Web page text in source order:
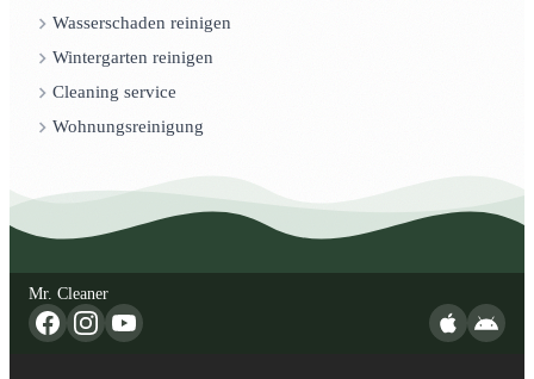
Wasserschaden reinigen
Wintergarten reinigen
Cleaning service
Wohnungsreinigung
Mr. Cleaner